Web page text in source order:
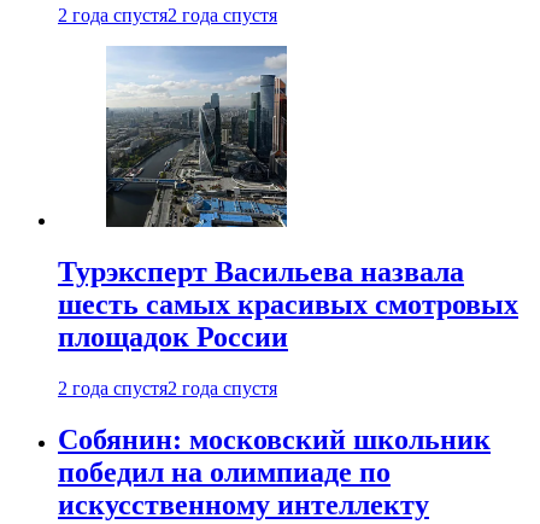
2 года спустя2 года спустя
Турэксперт Васильева назвала
шесть самых красивых смотровых
площадок России
2 года спустя2 года спустя
Собянин: московский школьник
победил на олимпиаде по
искусственному интеллекту